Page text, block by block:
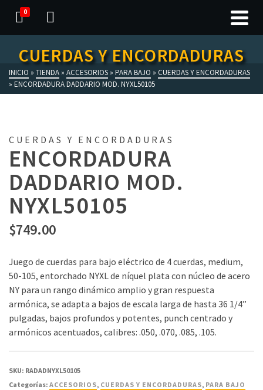
0
CUERDAS Y ENCORDADURAS
INICIO » TIENDA » ACCESORIOS » PARA BAJO » CUERDAS Y ENCORDADURAS
» ENCORDADURA DADDARIO MOD. NYXL50105
CUERDAS Y ENCORDADURAS
ENCORDADURA
DADDARIO MOD.
NYXL50105
$749.00
Juego de cuerdas para bajo eléctrico de 4 cuerdas, medium,
50-105, entorchado NYXL de níquel plata con núcleo de acero
NY para un rango dinámico amplio y gran respuesta
armónica, se adapta a bajos de escala larga de hasta 36 1/4”
pulgadas, bajos profundos y potentes, punch centrado y
armónicos acentuados, calibres: .050, .070, .085, .105.
SKU: RADADNYXL50105
Categorías: ACCESORIOS, CUERDAS Y ENCORDADURAS, PARA BAJO